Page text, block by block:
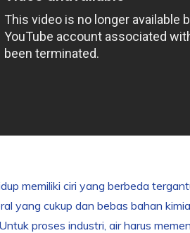
memiliki ciri yang berbeda
yang cukup dan bebas bahan
proses industri, air harus